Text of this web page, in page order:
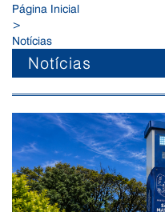
Página Inicial
>
Notícias
Notícias